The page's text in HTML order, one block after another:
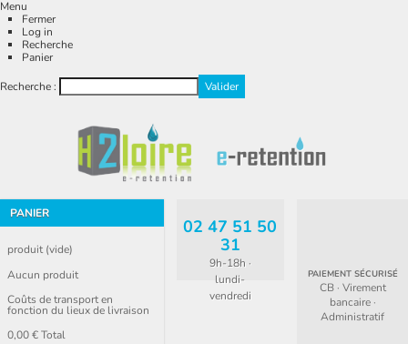
Menu
Fermer
Log in
Recherche
Panier
Recherche :
PANIER
produit (vide)
Aucun produit
Coûts de transport en
fonction du lieux de livraison
0,00 €Total
02 47 51 50
31
9h-18h ·
lundi-
vendredi
PAIEMENT SÉCURISÉ
CB · Virement
bancaire ·
Administratif